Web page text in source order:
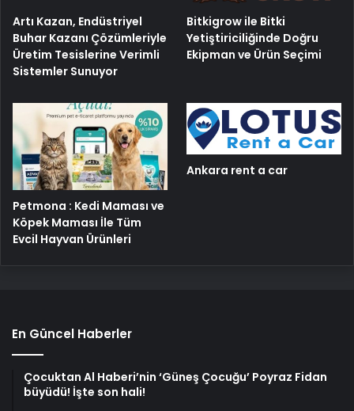
Artı Kazan, Endüstriyel
Buhar Kazanı Çözümleriyle
Üretim Tesislerine Verimli
Sistemler Sunuyor
Bitkigrow ile Bitki
Yetiştiriciliğinde Doğru
Ekipman ve Ürün Seçimi
Petmona : Kedi Maması ve
Köpek Maması İle Tüm
Evcil Hayvan Ürünleri
Ankara rent a car
En Güncel Haberler
Çocuktan Al Haberi’nin ‘Güneş Çocuğu’ Poyraz Fidan
büyüdü! İşte son hali!